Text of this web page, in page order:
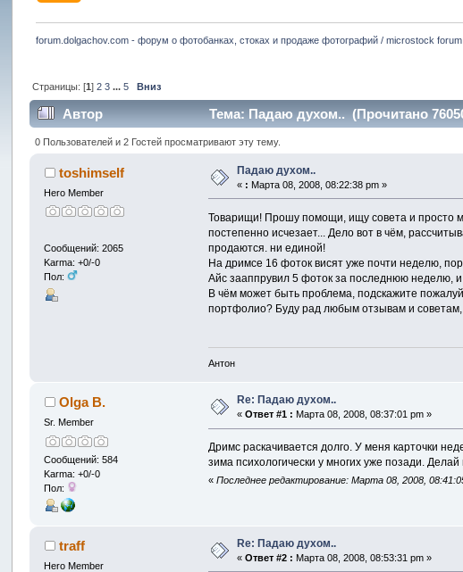
forum.dolgachov.com - форум о фотобанках, стоках и продаже фотографий / microstock forum
Страницы: [1] 2 3 ... 5 Вниз
Автор Тема: Падаю духом.. (Прочитано
0 Пользователей и 2 Гостей просматривают эту тему.
toshimself
Hero Member
Сообщений: 2065
Karma: +0/-0
Пол:
Падаю духом..
« : Марта 08, 2008, 08:22:38 pm »
Товарищи! Прошу помощи, ищу совета и просто
постепенно исчезает... Дело вот в чём,
продаются. ни единой!
На дримсе 16 фоток висят уже почти неделю,
Айс зааппрувил 5 фоток за последнюю неделю,
В чём может быть проблема, подскажите
портфолио? Буду рад любым отзывам и советам,
Антон
Olga B.
Sr. Member
Сообщений: 584
Karma: +0/-0
Пол:
Re: Падаю духом..
«Ответ #1 : Марта 08, 2008, 08:37:01 pm »
Дримс раскачивается долго. У меня карточки
зима психологически у многих уже позади.
«Последнее редактирование: Марта 08, 2008,
traff
Hero Member
Re: Падаю духом..
«Ответ #2 : Марта 08, 2008, 08:53:31 pm »